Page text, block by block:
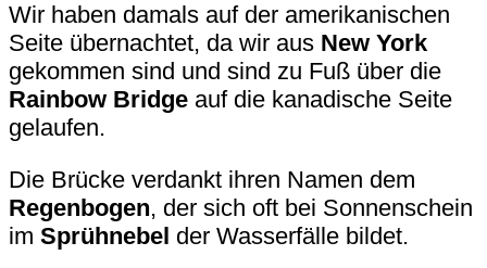
Wir haben damals auf der amerikanischen
Seite übernachtet, da wir aus New York
gekommen sind und sind zu Fuß über die
Rainbow Bridge auf die kanadische Seite
gelaufen.
Die Brücke verdankt ihren Namen dem
Regenbogen, der sich oft bei Sonnenschein
im Sprühnebel der Wasserfälle bildet.